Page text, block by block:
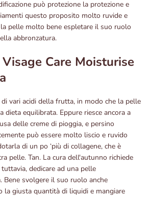
può protezione la protezione e
questo proposito molto ruvide e
pelle molto bene espletare il suo ruolo
abbronzatura.
Care Moisturise
vari acidi della frutta, in modo che la pelle
dieta equilibrata. Eppure riesce ancora a
delle creme di pioggia, e persino
può essere molto liscio e ruvido
di un po ‘più di collagene, che è
pelle. Tan. La cura dell'autunno richiede
dedicare ad una pelle
Bene svolgere il suo ruolo anche
la giusta quantità di liquidi e mangiare